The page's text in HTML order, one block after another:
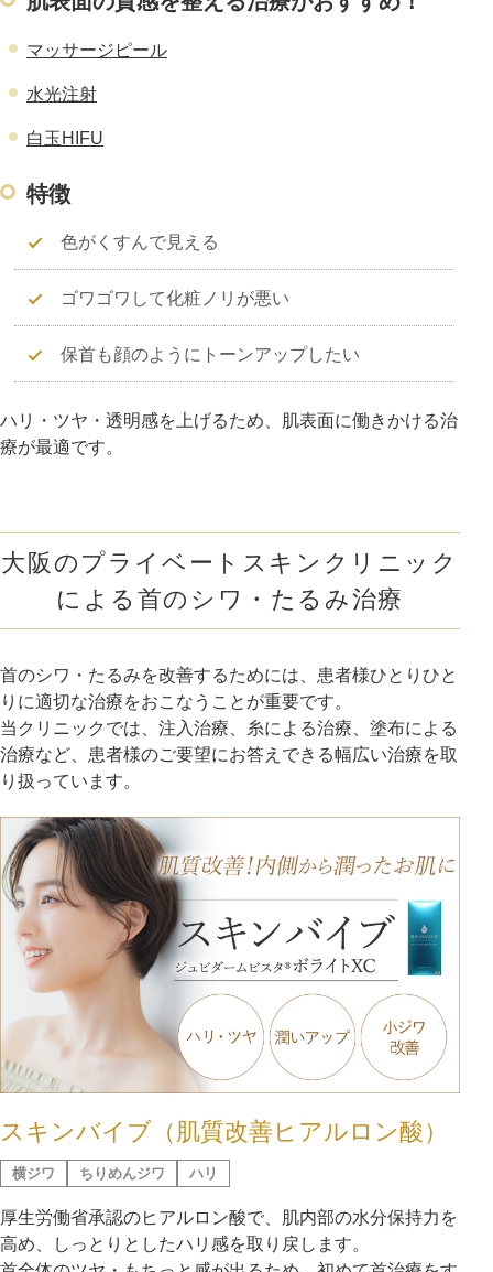
マッサージピール
水光注射
白玉HIFU
特徴
色がくすんで見える
ゴワゴワして化粧ノリが悪い
保首も顔のようにトーンアップしたい
ハリ・ツヤ・透明感を上げるため、肌表面に働きかける治
療が最適です。
大阪のプライベートスキンクリニック
による首のシワ・たるみ治療
首のシワ・たるみを改善するためには、患者様ひとりひと
りに適切な治療をおこなうことが重要です。
当クリニックでは、注入治療、糸による治療、塗布による
治療など、患者様のご要望にお答えできる幅広い治療を取
り扱っています。
スキンバイブ（肌質改善ヒアルロン酸）
横ジワ ちりめんジワ ハリ
厚生労働省承認のヒアルロン酸で、肌内部の水分保持力を
高め、しっとりとしたハリ感を取り戻します。